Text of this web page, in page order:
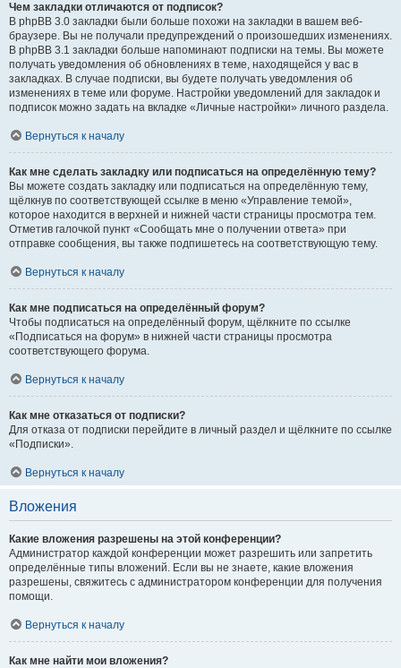
Чем закладки отличаются от подписок?
В phpBB 3.0 закладки были больше похожи на закладки в вашем веб-
браузере. Вы не получали предупреждений о произошедших изменениях.
В phpBB 3.1 закладки больше напоминают подписки на темы. Вы можете
получать уведомления об обновлениях в теме, находящейся у вас в
закладках. В случае подписки, вы будете получать уведомления об
изменениях в теме или форуме. Настройки уведомлений для закладок и
подписок можно задать на вкладке «Личные настройки» личного раздела.
Вернуться к началу
Как мне сделать закладку или подписаться на определённую тему?
Вы можете создать закладку или подписаться на определённую тему,
щёлкнув по соответствующей ссылке в меню «Управление темой»,
которое находится в верхней и нижней части страницы просмотра тем.
Отметив галочкой пункт «Сообщать мне о получении ответа» при
отправке сообщения, вы также подпишетесь на соответствующую тему.
Вернуться к началу
Как мне подписаться на определённый форум?
Чтобы подписаться на определённый форум, щёлкните по ссылке
«Подписаться на форум» в нижней части страницы просмотра
соответствующего форума.
Вернуться к началу
Как мне отказаться от подписки?
Для отказа от подписки перейдите в личный раздел и щёлкните по ссылке
«Подписки».
Вернуться к началу
Вложения
Какие вложения разрешены на этой конференции?
Администратор каждой конференции может разрешить или запретить
определённые типы вложений. Если вы не знаете, какие вложения
разрешены, свяжитесь с администратором конференции для получения
помощи.
Вернуться к началу
Как мне найти мои вложения?